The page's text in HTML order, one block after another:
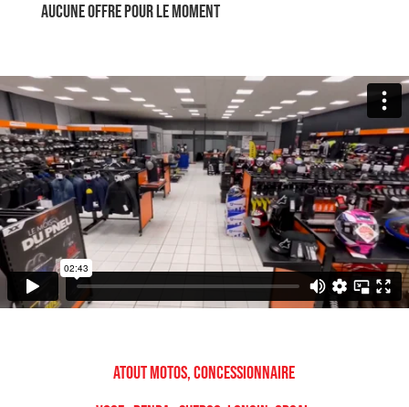
Aucune offre pour le moment
Atout Motos, concessionnaire